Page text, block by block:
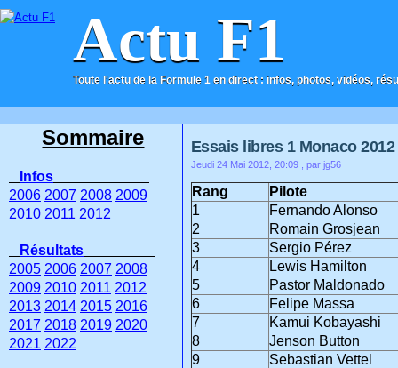
Actu F1
Toute l'actu de la Formule 1 en direct : infos, photos, vidéos,
ACCUEIL CONTACT
Essais libres 1 Monaco 2012
Jeudi 24 Mai 2012, 20:09 , par jg56
Rang
Pilote
1
Fernando Alonso
2
Romain Grosjean
3
Sergio Pérez
4
Lewis Hamilton
5
Pastor Maldonado
6
Felipe Massa
7
Kamui Kobayashi
8
Jenson Button
9
Sebastian Vettel
Sommaire
Infos
2006 2007 2008 2009
2010 2011 2012
Résultats
2005 2006 2007 2008
2009 2010 2011 2012
2013 2014 2015 2016
2017 2018 2019 2020
2021 2022